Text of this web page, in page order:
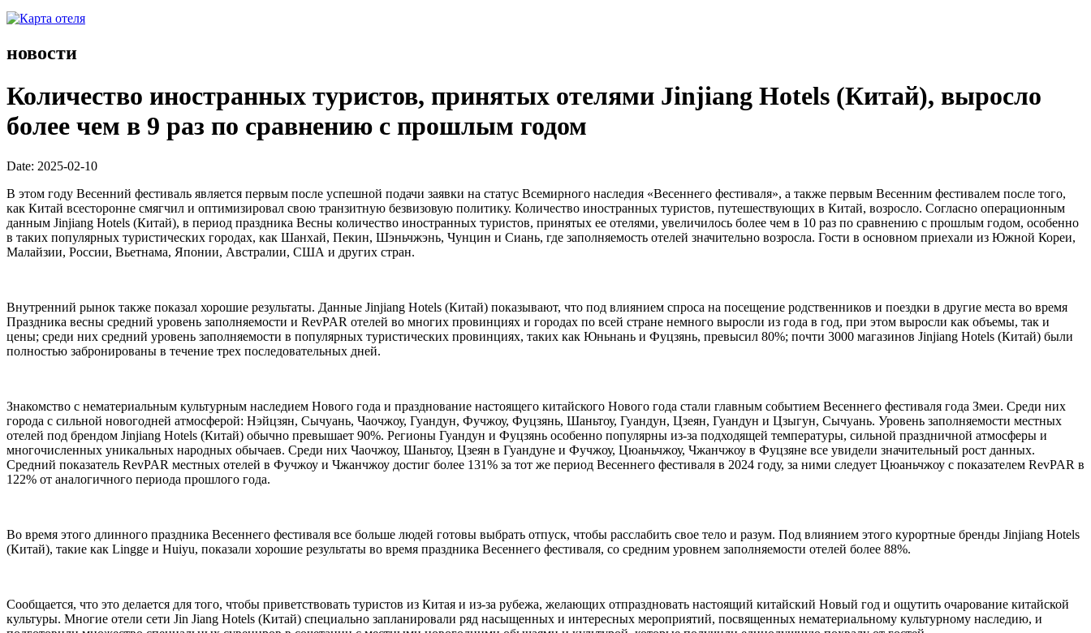
новости
Количество иностранных туристов, принятых отелями Jinjiang Hotels (Китай), выросло
более чем в 9 раз по сравнению с прошлым годом
Date: 2025-02-10
В этом году Весенний фестиваль является первым после успешной подачи заявки на статус Всемирного наследия «Весеннего фестиваля», а также первым Весенним фестивалем после того,
как Китай всесторонне смягчил и оптимизировал свою транзитную безвизовую политику. Количество иностранных туристов, путешествующих в Китай, возросло. Согласно операционным
данным Jinjiang Hotels (Китай), в период праздника Весны количество иностранных туристов, принятых ее отелями, увеличилось более чем в 10 раз по сравнению с прошлым годом, особенно
в таких популярных туристических городах, как Шанхай, Пекин, Шэньчжэнь, Чунцин и Сиань, где заполняемость отелей значительно возросла. Гости в основном приехали из Южной Кореи,
Малайзии, России, Вьетнама, Японии, Австралии, США и других стран.
Внутренний рынок также показал хорошие результаты. Данные Jinjiang Hotels (Китай) показывают, что под влиянием спроса на посещение родственников и поездки в другие места во время
Праздника весны средний уровень заполняемости и RevPAR отелей во многих провинциях и городах по всей стране немного выросли из года в год, при этом выросли как объемы, так и
цены; среди них средний уровень заполняемости в популярных туристических провинциях, таких как Юньнань и Фуцзянь, превысил 80%; почти 3000 магазинов Jinjiang Hotels (Китай) были
полностью забронированы в течение трех последовательных дней.
Знакомство с нематериальным культурным наследием Нового года и празднование настоящего китайского Нового года стали главным событием Весеннего фестиваля года Змеи. Среди них
города с сильной новогодней атмосферой: Нэйцзян, Сычуань, Чаочжоу, Гуандун, Фучжоу, Фуцзянь, Шаньтоу, Гуандун, Цзеян, Гуандун и Цзыгун, Сычуань. Уровень заполняемости местных
отелей под брендом Jinjiang Hotels (Китай) обычно превышает 90%. Регионы Гуандун и Фуцзянь особенно популярны из-за подходящей температуры, сильной праздничной атмосферы и
многочисленных уникальных народных обычаев. Среди них Чаочжоу, Шаньтоу, Цзеян в Гуандуне и Фучжоу, Цюаньчжоу, Чжанчжоу в Фуцзяне все увидели значительный рост данных.
Средний показатель RevPAR местных отелей в Фучжоу и Чжанчжоу достиг более 131% за тот же период Весеннего фестиваля в 2024 году, за ними следует Цюаньчжоу с показателем RevPAR в
122% от аналогичного периода прошлого года.
Во время этого длинного праздника Весеннего фестиваля все больше людей готовы выбрать отпуск, чтобы расслабить свое тело и разум. Под влиянием этого курортные бренды Jinjiang Hotels
(Китай), такие как Lingge и Huiyu, показали хорошие результаты во время праздника Весеннего фестиваля, со средним уровнем заполняемости отелей более 88%.
Сообщается, что это делается для того, чтобы приветствовать туристов из Китая и из-за рубежа, желающих отпраздновать настоящий китайский Новый год и ощутить очарование китайской
культуры. Многие отели сети Jin Jiang Hotels (Китай) специально запланировали ряд насыщенных и интересных мероприятий, посвященных нематериальному культурному наследию, и